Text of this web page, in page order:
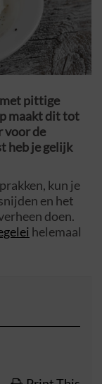
pittige
maakt dit tot
voor de
heb je gelijk
kun je
en het
doen.
helemaal